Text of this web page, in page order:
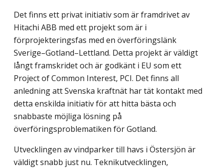
Det finns ett privat initiativ som är framdrivet av
Hitachi ABB med ett projekt som är i
förprojekteringsfas med en överföringslänk
Sverige–Gotland–Lettland. Detta projekt är väldigt
långt framskridet och är godkänt i EU som ett
Project of Common Interest, PCI. Det finns all
anledning att Svenska kraftnät har tät kontakt med
detta enskilda initiativ för att hitta bästa och
snabbaste möjliga lösning på
överföringsproblematiken för Gotland.
Utvecklingen av vindparker till havs i Östersjön är
väldigt snabb just nu. Teknik­utvecklingen,